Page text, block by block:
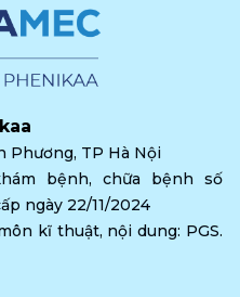
Phương, TP Hà Nội
bệnh, chữa bệnh số
ngày 22/11/2024
kĩ thuật, nội dung: PGS.